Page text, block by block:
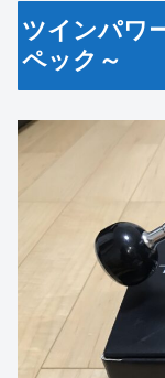
ツインパワ
ペック～